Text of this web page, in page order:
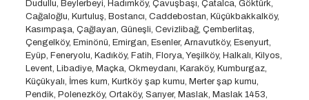
Dudullu, Beylerbeyi, Hadımköy, Çavuşbaşı, Çatalca, Göktürk,
Cağaloğlu, Kurtuluş, Bostancı, Caddebostan, Küçükbakkalköy,
Kasımpaşa, Çağlayan, Güneşli, Cevizlibağ, Çemberlitaş,
Çengelköy, Eminönü, Emirgan, Esenler, Arnavutköy, Esenyurt,
Eyüp, Feneryolu, Kadıköy, Fatih, Florya, Yeşilköy, Halkalı, Kilyos,
Levent, Libadiye, Maçka, Okmeydanı, Karaköy, Kumburgaz,
Küçükyalı, İmes kum, Kurtköy şap kumu, Merter şap kumu,
Pendik, Polenezköy, Ortaköy, Sarıyer, Maslak, Maslak 1453,